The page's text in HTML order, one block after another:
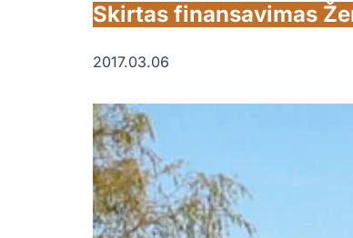
Skirtas finansavimas
2017.03.06